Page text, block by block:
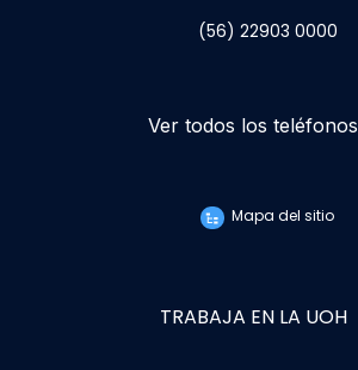
(56) 22903 0000
Ver todos los teléfonos
Mapa del sitio
TRABAJA EN LA UOH